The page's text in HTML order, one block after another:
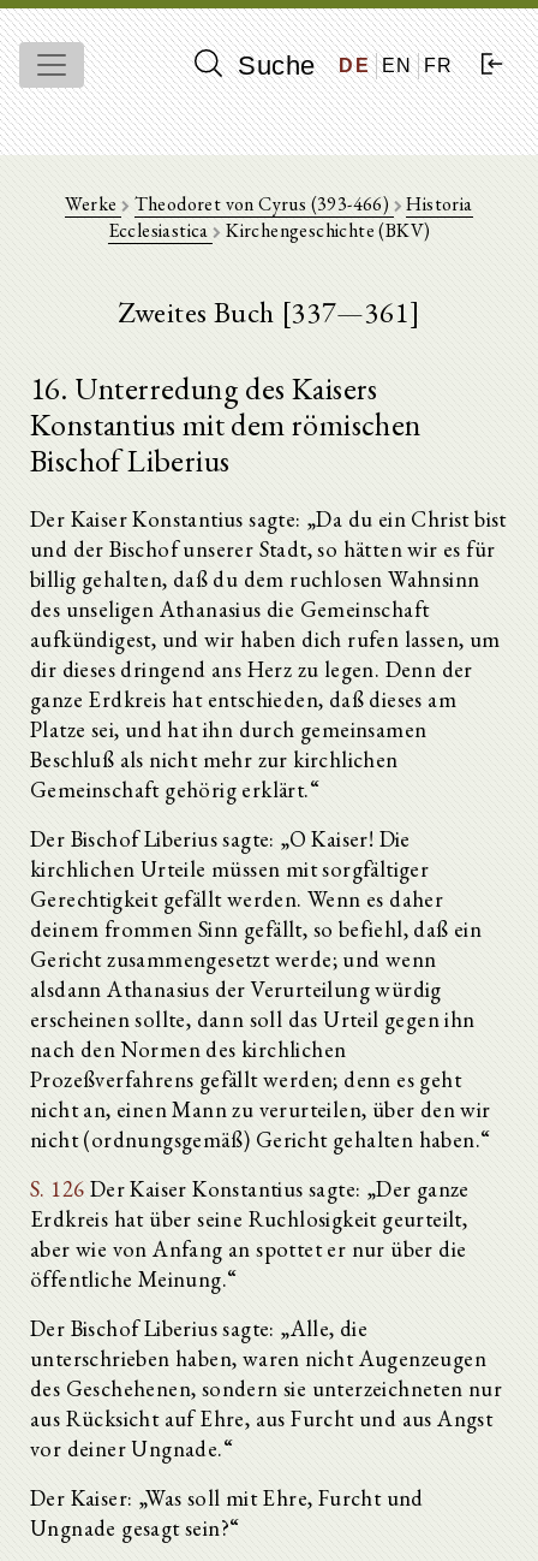
Suche DE EN FR
Werke Theodoret von Cyrus (393-466)
Historia
Ecclesiastica Kirchengeschichte (BKV)
Zweites Buch [337—361]
16. Unterredung des Kaisers
Konstantius mit dem römischen
Bischof Liberius
Der Kaiser Konstantius sagte: „Da du ein Christ bist
und der Bischof unserer Stadt, so hätten wir es für
billig gehalten, daß du dem ruchlosen Wahnsinn
des unseligen Athanasius die Gemeinschaft
aufkündigest, und wir haben dich rufen lassen, um
dir dieses dringend ans Herz zu legen. Denn der
ganze Erdkreis hat entschieden, daß dieses am
Platze sei, und hat ihn durch gemeinsamen
Beschluß als nicht mehr zur kirchlichen
Gemeinschaft gehörig erklärt.“
Der Bischof Liberius sagte: „O Kaiser! Die
kirchlichen Urteile müssen mit sorgfältiger
Gerechtigkeit gefällt werden. Wenn es daher
deinem frommen Sinn gefällt, so befiehl, daß ein
Gericht zusammengesetzt werde; und wenn
alsdann Athanasius der Verurteilung würdig
erscheinen sollte, dann soll das Urteil gegen ihn
nach den Normen des kirchlichen
Prozeßverfahrens gefällt werden; denn es geht
nicht an, einen Mann zu verurteilen, über den wir
nicht (ordnungsgemäß) Gericht gehalten haben.“
S. 126 Der Kaiser Konstantius sagte: „Der ganze
Erdkreis hat über seine Ruchlosigkeit geurteilt,
aber wie von Anfang an spottet er nur über die
öffentliche Meinung.“
Der Bischof Liberius sagte: „Alle, die
unterschrieben haben, waren nicht Augenzeugen
des Geschehenen, sondern sie unterzeichneten nur
aus Rücksicht auf Ehre, aus Furcht und aus Angst
vor deiner Ungnade.“
Der Kaiser: „Was soll mit Ehre, Furcht und
Ungnade gesagt sein?“